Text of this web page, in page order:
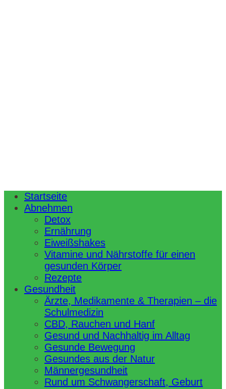
Startseite
Abnehmen
Detox
Ernährung
Eiweißshakes
Vitamine und Nährstoffe für einen
gesunden Körper
Rezepte
Gesundheit
Ärzte, Medikamente & Therapien – die
Schulmedizin
CBD, Rauchen und Hanf
Gesund und Nachhaltig im Alltag
Gesunde Bewegung
Gesundes aus der Natur
Männergesundheit
Rund um Schwangerschaft, Geburt